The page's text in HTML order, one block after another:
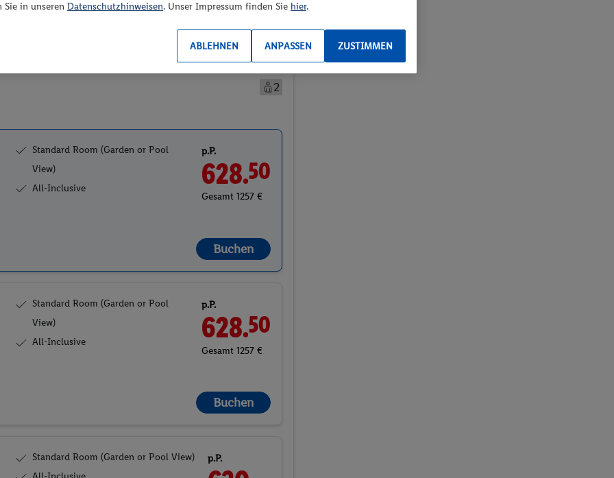
2
Standard Room (Garden or Pool
View)
All-Inclusive
p.P.
628.50
Gesamt 1257 €
Buchen
Standard Room (Garden or Pool
View)
All-Inclusive
p.P.
628.50
Gesamt 1257 €
Buchen
Standard Room (Garden or Pool View)
p.P.
in unseren Datenschutzhinweisen. Unser Impressum finden Sie hier.
ZUSTIMMEN
ANPASSEN
ABLEHNEN